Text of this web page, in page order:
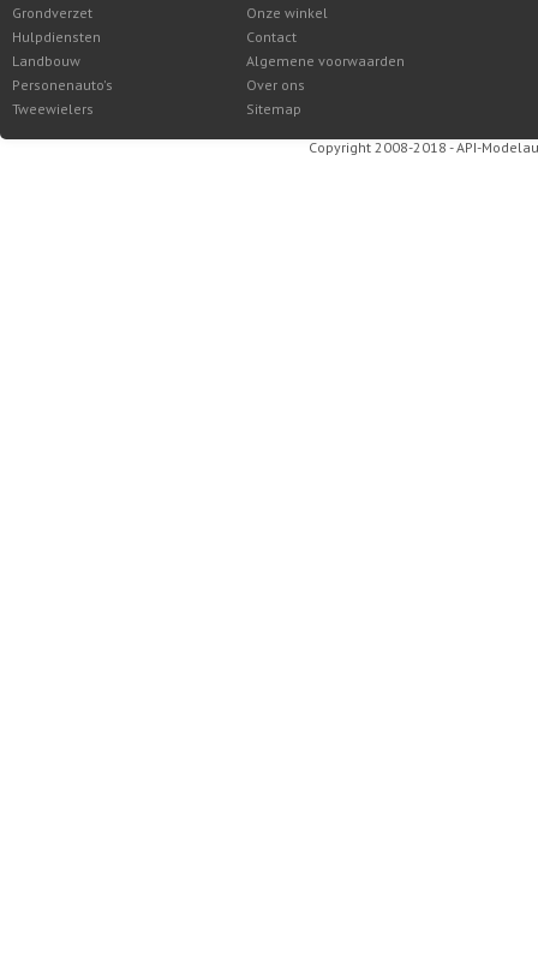
Grondverzet
Hulpdiensten
Landbouw
Personenauto's
Tweewielers
Onze winkel
Contact
Algemene voorwaarden
Over ons
Sitemap
Copyright 2008-2018 - API-